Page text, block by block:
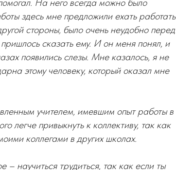
На него всегда можно было
здесь мне предложили ехать работать
стороны, было очень неудобно перед
сказать ему. И он меня понял, и
появились слезы. Мне казалось, я не
этому человеку, который оказал мне
учителем, имевшим опыт работы в
легче привыкнуть к коллективу, так как
коллегами в других школах.
– научиться трудиться, так как если ты